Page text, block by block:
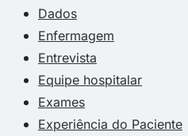
Dados
Enfermagem
Entrevista
Equipe hospitalar
Exames
Experiência do Paciente